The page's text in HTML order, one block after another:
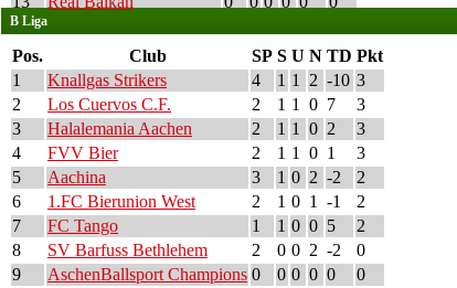
B Liga
Pos. Club SP S U N TD Pkt
1
Knallgas Strikers 4 1 1 2 -10 3
2
Los Cuervos C.F. 2 1 1 0 7
3
3
Halalemania Aachen 2 1 1 0 2
3
4
FVV Bier 2 1 1 0 1
3
5
Aachina 3 1 0 2 -2
2
6
1.FC Bierunion West 2 1 0 1 -1
2
7
FC Tango 1 1 0 0 5
2
8
SV Barfuss Bethlehem 2 0 0 2 -2
0
9
AschenBallsport Champions 0 0 0 0 0
0